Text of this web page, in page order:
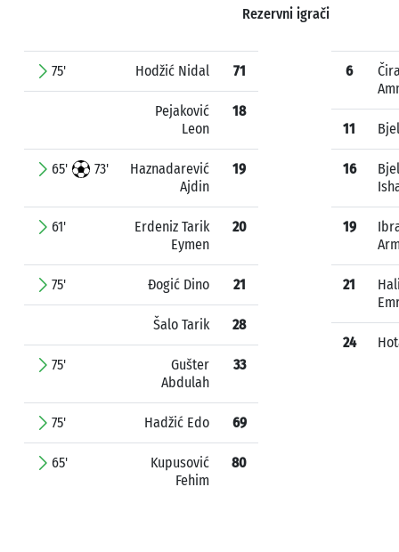
Rezervni igrači
75' Hodžić Nidal 71
Pejaković
Leon
18
65' 73'
Haznadarević
Ajdin
19
61'
Erdeniz Tarik
Eymen
20
75' Đogić Dino 21
Šalo Tarik 28
75'
Gušter
Abdulah
33
75' Hadžić Edo 69
65'
Kupusović
Fehim
80
6
11
16
19
21
24